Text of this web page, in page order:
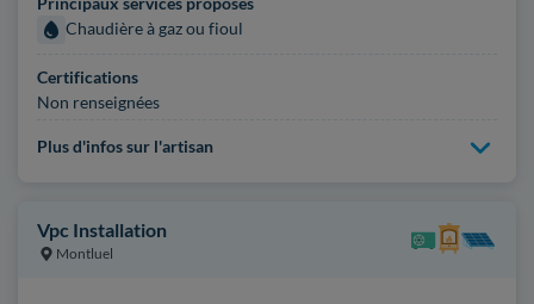
Chaudière à gaz ou fioul
Certifications
Non renseignées
Plus d'infos sur l'artisan
Vpc Installation
Montluel